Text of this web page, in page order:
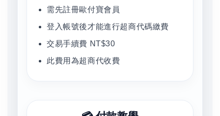
需先註冊歐付寶會員
登入帳號後才能進行超商代碼繳費
交易手續費 NT$30
此費用為超商代收費